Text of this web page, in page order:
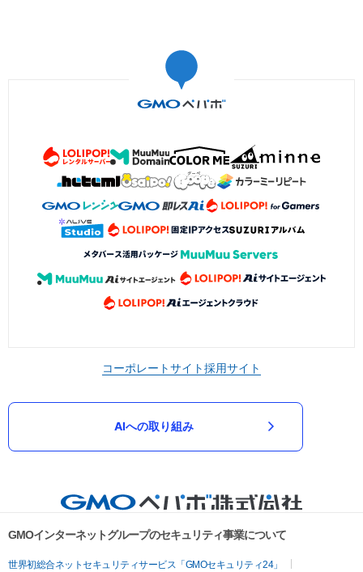
コーポレートサイト採用サイト
AIへの取り組み
GMOインターネットグループのセキュリティ事業について
世界初総合ネットセキュリティサービス「GMOセキュリティ24」